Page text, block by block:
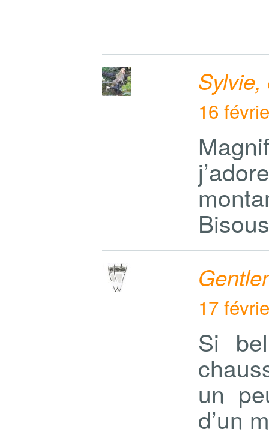
16
17
Si
un
d’un